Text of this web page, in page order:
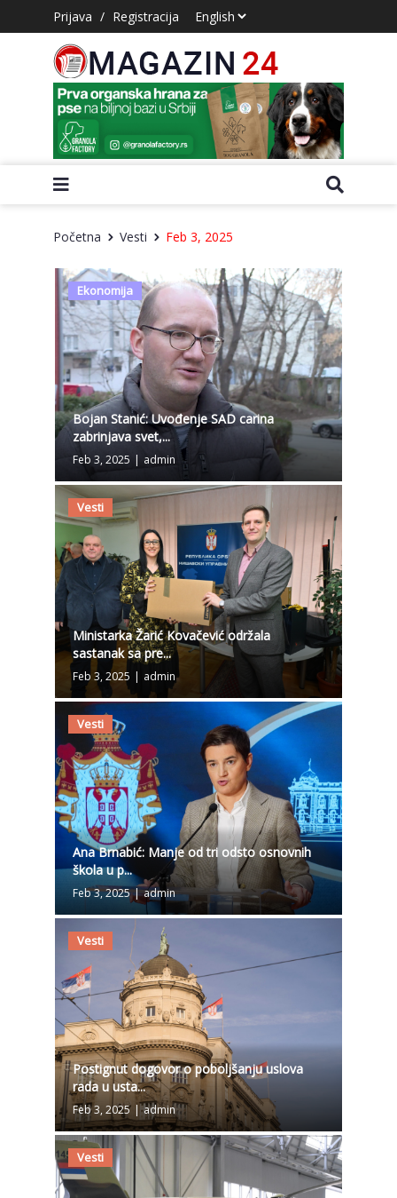
Prijava / Registracija
Početna Vesti Feb 3, 2025
Ekonomija
Bojan Stanić: Uvođenje SAD carina
zabrinjava svet,...
Feb 3, 2025 | admin
Vesti
Ministarka Žarić Kovačević održala
sastanak sa pre...
Feb 3, 2025 | admin
Vesti
Ana Brnabić: Manje od tri odsto osnovnih
škola u p...
Feb 3, 2025 | admin
Vesti
Postignut dogovor o poboljšanju uslova
rada u usta...
Feb 3, 2025 | admin
Vesti